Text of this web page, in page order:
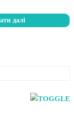
далі